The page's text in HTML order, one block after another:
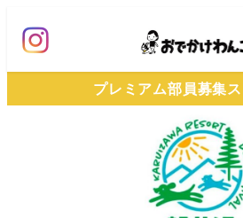
ン
プレミアム部員募集